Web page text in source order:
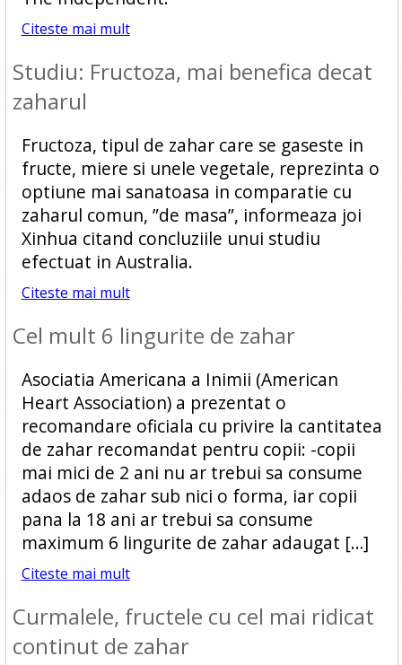
Citeste mai mult
Studiu: Fructoza, mai benefica decat
zaharul
Fructoza, tipul de zahar care se gaseste in
fructe, miere si unele vegetale, reprezinta o
optiune mai sanatoasa in comparatie cu
zaharul comun, ”de masa”, informeaza joi
Xinhua citand concluziile unui studiu
efectuat in Australia.
Citeste mai mult
Cel mult 6 lingurite de zahar
Asociatia Americana a Inimii (American
Heart Association) a prezentat o
recomandare oficiala cu privire la cantitatea
de zahar recomandat pentru copii: -copii
mai mici de 2 ani nu ar trebui sa consume
adaos de zahar sub nici o forma, iar copii
pana la 18 ani ar trebui sa consume
maximum 6 lingurite de zahar adaugat […]
Citeste mai mult
Curmalele, fructele cu cel mai ridicat
continut de zahar